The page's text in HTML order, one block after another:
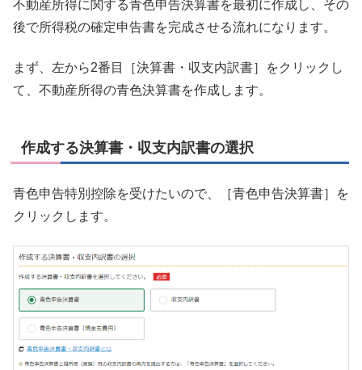
不動産所得に関する青色申告決算書を最初に作成し、その
後で所得税の確定申告書を完成させる流れになります。
まず、左から2番目［決算書・収支内訳書］をクリックし
て、不動産所得の青色決算書を作成します。
作成する決算書・収支内訳書の選択
青色申告特別控除を受けたいので、［青色申告決算書］を
クリックします。